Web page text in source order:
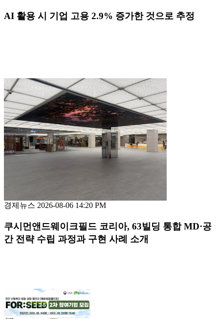
AI 활용 시 기업 고용 2.9% 증가한 것으로 추정
경제뉴스 2026-08-06 14:20 PM
쿠시먼앤드웨이크필드 코리아, 63빌딩 통합 MD·공
간 전략 수립 과정과 구현 사례 소개